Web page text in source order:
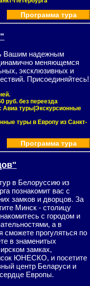
Программа тура
Вашим надежным
меняющемся
эксклюзивных и
Присоединяйтесь!
руб. без переезда
Авиа туры|Экскурсионные
туры в Европу из Санкт-
Программа тура
в Белоруссию из
познакомит вас с
замков и дворцов. За
Минск - столицу
с городом и
а в
сможете прогуляться по
в знаменитых
замках,
ЮНЕСКО, и посетите
центр Беларуси и
Европы.